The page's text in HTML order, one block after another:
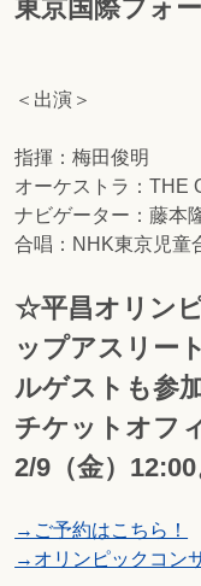
東京国際フォ
＜出演＞
指揮：梅田俊明
オーケストラ：THE
ナビゲーター：藤本
合唱：NHK東京児童
☆平昌オリン
ップアスリー
ルゲストも参
チケットオフ
2/9（金）
→ご予約はこちら！
→オリンピックコン